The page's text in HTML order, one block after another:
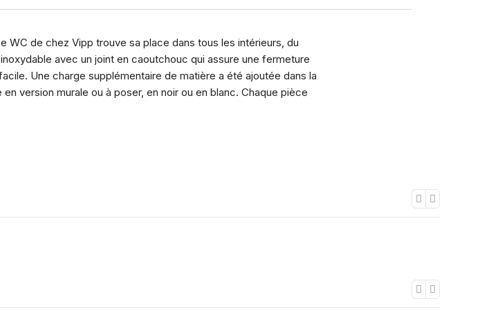
WC de chez Vipp trouve sa place dans tous les intérieurs, du
avec un joint en caoutchouc qui assure une fermeture
Une charge supplémentaire de matière a été ajoutée dans la
version murale ou à poser, en noir ou en blanc. Chaque pièce